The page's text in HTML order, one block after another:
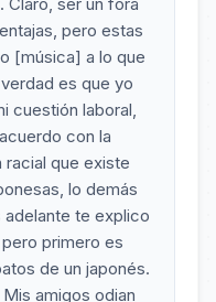
pero estas
[música] a lo que
es que yo
cuestión laboral,
con la
que existe
lo demás
te explico
primero es
de un japonés.
amigos odian